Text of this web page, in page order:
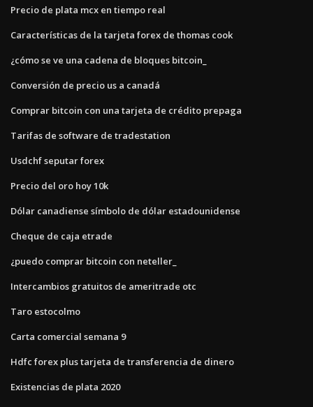
Precio de plata mcx en tiempo real
Características de la tarjeta forex de thomas cook
¿cómo se ve una cadena de bloques bitcoin_
Conversión de precio us a canadá
Comprar bitcoin con una tarjeta de crédito prepaga
Tarifas de software de tradestation
Usdchf seputar forex
Precio del oro hoy 10k
Dólar canadiense símbolo de dólar estadounidense
Cheque de caja etrade
¿puedo comprar bitcoin con neteller_
Intercambios gratuitos de ameritrade otc
Taro estocolmo
Carta comercial semana 9
Hdfc forex plus tarjeta de transferencia de dinero
Existencias de plata 2020